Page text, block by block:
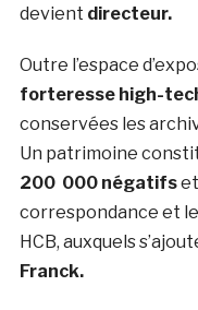
devient directeur.
Outre l’espace
forteresse high-
conservées les
Un patrimoine
200 000 négatifset
correspondance et
HCB, auxquels
Franck.